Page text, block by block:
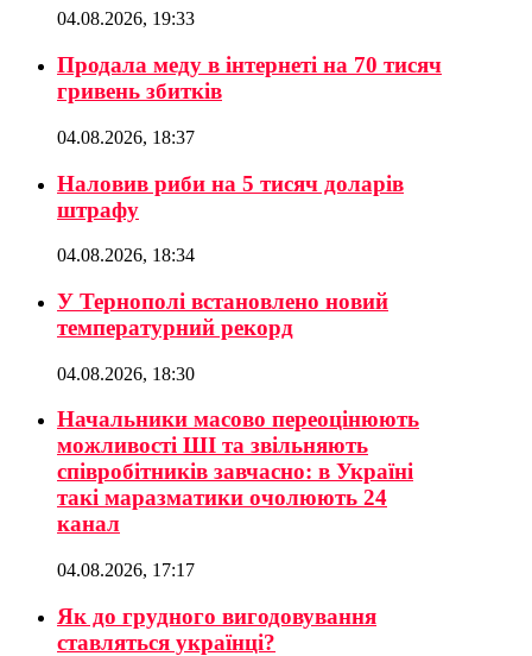
04.08.2026, 19:33
Продала меду в інтернеті на 70 тисяч
гривень збитків
04.08.2026, 18:37
Наловив риби на 5 тисяч доларів
штрафу
04.08.2026, 18:34
У Тернополі встановлено новий
температурний рекорд
04.08.2026, 18:30
Начальники масово переоцінюють
можливості ШІ та звільняють
співробітників завчасно: в Україні
такі маразматики очолюють 24
канал
04.08.2026, 17:17
Як до грудного вигодовування
ставляться українці?